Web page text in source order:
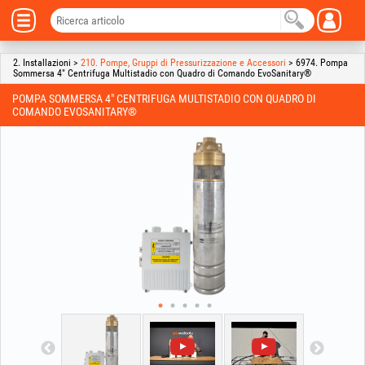
2. Installazioni > 210. Pompe, Gruppi di Pressurizzazione e Accessori > 6974. Pompa
Sommersa 4" Centrifuga Multistadio con Quadro di Comando EvoSanitary®
POMPA SOMMERSA 4" CENTRIFUGA MULTISTADIO CON QUADRO DI
COMANDO EVOSANITARY®